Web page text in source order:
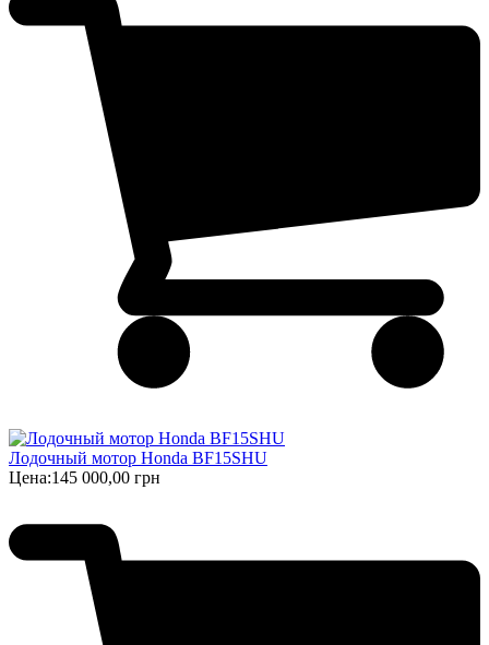
Лодочный мотор Honda BF15SHU
Цена:145 000,00 грн